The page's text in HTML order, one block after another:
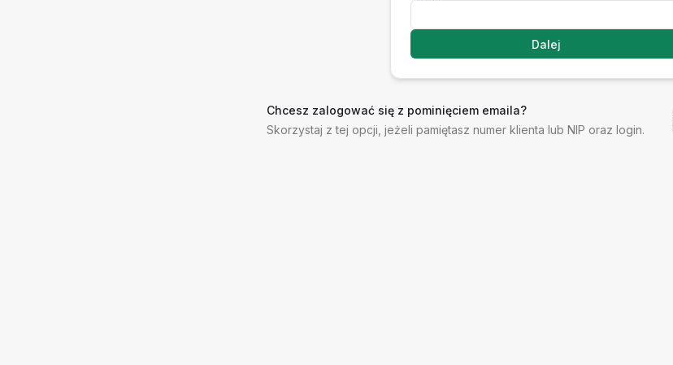
Dalej
Chcesz zalogować się z pominięciem emaila?
Skorzystaj z tej opcji, jeżeli pamiętasz numer klienta lub NIP oraz login.